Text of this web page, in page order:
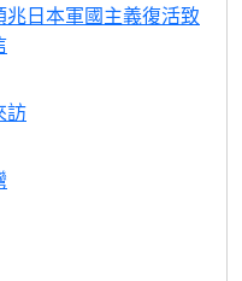
日本軍國主義復活致
訪